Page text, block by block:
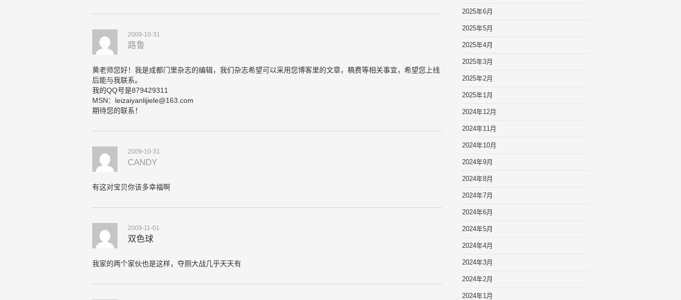
2009-10-31
路鲁
黄老师您好！我是成都门里杂志的编辑，我们杂志希望可以采用您博客里的文章，稿费等相关事宜，希望您上线
后能与我联系。
我的QQ号是879429311
MSN： leizaiyanlijiele@163.com
期待您的联系！
2009-10-31
CANDY
有这对宝贝你该多幸福啊
2009-11-01
双色球
我家的两个家伙也是这样，夺厕大战几乎天天有
2025年6月
2025年5月
2025年4月
2025年3月
2025年2月
2025年1月
2024年12月
2024年11月
2024年10月
2024年9月
2024年8月
2024年7月
2024年6月
2024年5月
2024年4月
2024年3月
2024年2月
2024年1月